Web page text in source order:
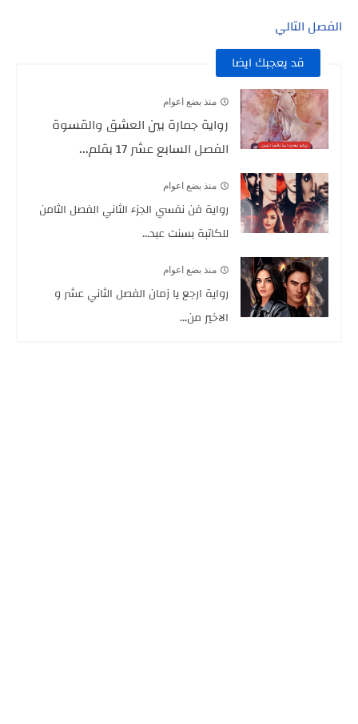
الفصل التالي
قد يعجبك ايضا
منذ بضع اعوام
رواية جمارة بين العشق والقسوة
الفصل السابع عشر 17 بقلم...
منذ بضع اعوام
رواية فن نفسي الجزء الثاني الفصل الثامن
للكاتبة بسنت عبد...
منذ بضع اعوام
رواية ارجع يا زمان الفصل الثاني عشر و
الاخير من...